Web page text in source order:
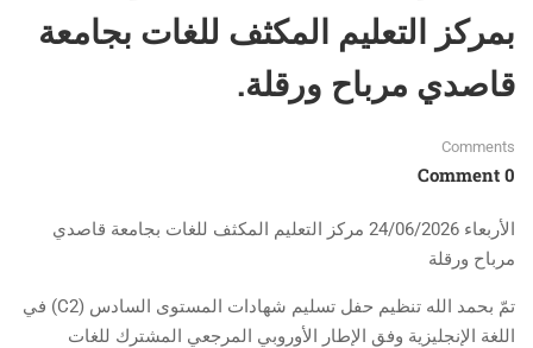
بمركز التعليم المكثف للغات بجامعة
قاصدي مرباح ورقلة.
Comments
0 Comment
الأربعاء 24/06/2026 مركز التعليم المكثف للغات بجامعة قاصدي
مرباح ورقلة
تمّ بحمد الله تنظيم حفل تسليم شهادات المستوى السادس (C2) في
اللغة الإنجليزية وفق الإطار الأوروبي المرجعي المشترك للغات